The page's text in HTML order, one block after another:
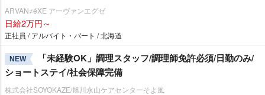
ARVAN≠éXE アーヴァンエグゼ
日給2万円～
正社員 / アルバイト・パート / 北海道
NEW
「未経験OK」調理スタッフ/調理師免許必須/日勤のみ/
ショートステイ/社会保障完備
株式会社SOYOKAZE/旭川永山ケアセンターそよ風